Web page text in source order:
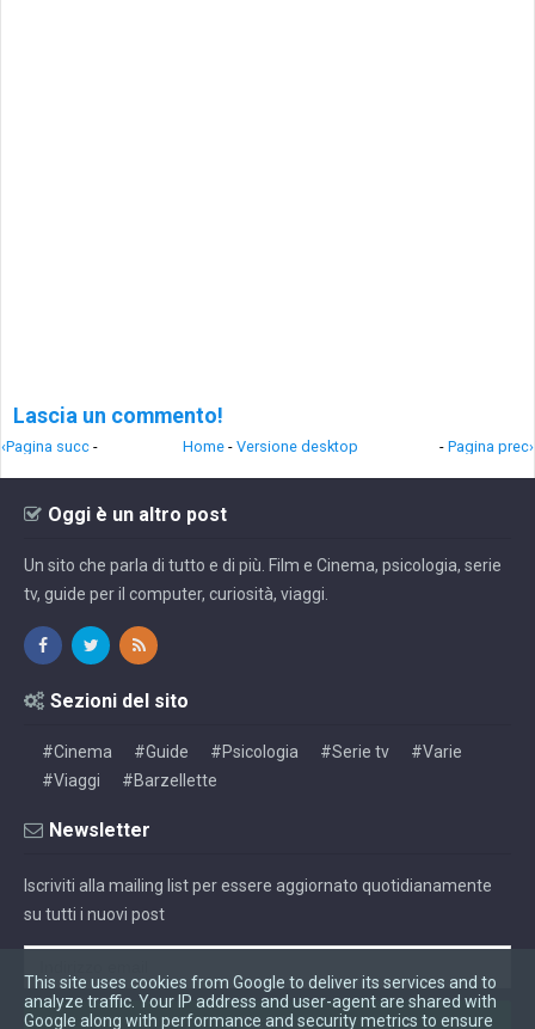
Lascia un commento!
‹Pagina succ - - Pagina prec›
Home - Versione desktop
Oggi è un altro post
Un sito che parla di tutto e di più. Film e Cinema, psicologia, serie
tv, guide per il computer, curiosità, viaggi.
Sezioni del sito
#Cinema #Guide #Psicologia #Serie tv
#Varie
#Viaggi
#Barzellette
Newsletter
Iscriviti alla mailing list per essere aggiornato quotidianamente
su tutti i nuovi post
This site uses cookies from Google to deliver its services and to
analyze traffic. Your IP address and user-agent are shared with
Google along with performance and security metrics to ensure